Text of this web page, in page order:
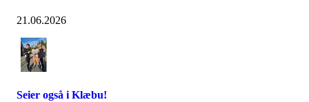
21.06.2026
Seier også i Klæbu!